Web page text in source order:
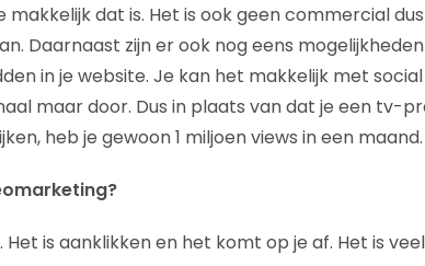
dat is. Het is ook geen commercial
Daarnaast zijn er ook nog eens
in je website. Je kan het makkelijk met
maar door. Dus in plaats van dat je een tv-
heb je gewoon 1 miljoen views in een maand.
Het is aanklikken en het komt op je af. Het is